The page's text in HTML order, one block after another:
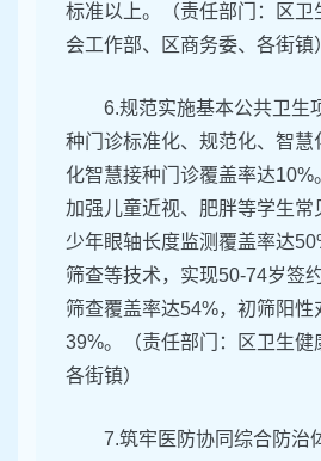
标准以上。（责任部门：区卫
会工作部、区商务委、各街镇
6.规范实施基本公共卫生
种门诊标准化、规范化、智慧
化智慧接种门诊覆盖率达10%
加强儿童近视、肥胖等学生常
少年眼轴长度监测覆盖率达
筛查等技术，实现50-74岁签
筛查覆盖率达54%，初筛阳性
39%。（责任部门：区卫生健
各街镇）
7.筑牢医防协同综合防治